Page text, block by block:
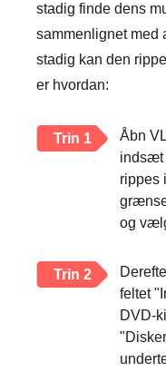
stadig finde dens
sammenlignet med
stadig kan den
er hvordan:
Trin 1
Åbn
indsæt
rippes
og
Trin 2
feltet
DVD-